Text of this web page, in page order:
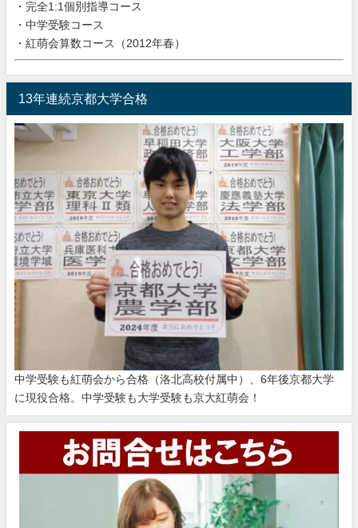
・完全1:1個別指導コース
・中学受験コース
・紅萌会算数コース（2012年春）
13年連続京都大学合格
中学受験も紅萌会から合格（洛北高校付属中）、6年後京都大学
に現役合格。中学受験も大学受験も京大紅萌会！